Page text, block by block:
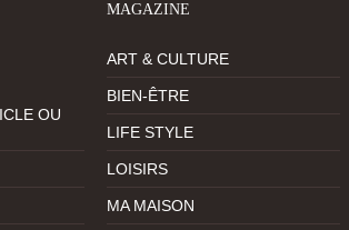
OU
MAGAZINE
ART & CULTURE
BIEN-ÊTRE
LIFE STYLE
LOISIRS
MA MAISON